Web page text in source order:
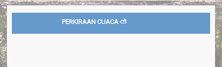
PERKIRAAN CUACA ⛅